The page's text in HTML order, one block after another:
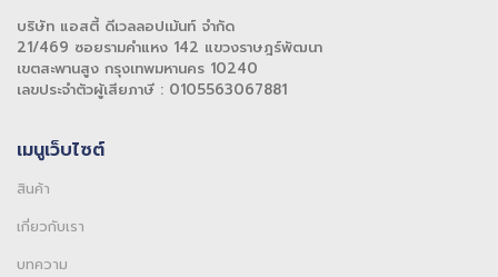
บริษัท แอสตี้ ดีเวลลอปเม้นท์ จำกัด
21/469 ซอยรามคำแหง 142 แขวงราษฎร์พัฒนา
เขตสะพานสูง กรุงเทพมหานคร 10240
เลขประจำตัวผู้เสียภาษี : 0105563067881
เมนูเว็บไซต์
สินค้า
เกี่ยวกับเรา
บทความ